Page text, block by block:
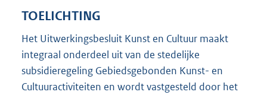
TOELICHTING
Het Uitwerkingsbesluit Kunst en Cultuur maakt
integraal onderdeel uit van de stedelijke
subsidieregeling Gebiedsgebonden Kunst- en
Cultuuractiviteiten en wordt vastgesteld door het